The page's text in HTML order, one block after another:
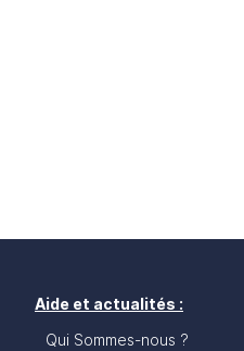
Aide et actualités :
Qui Sommes-nous ?